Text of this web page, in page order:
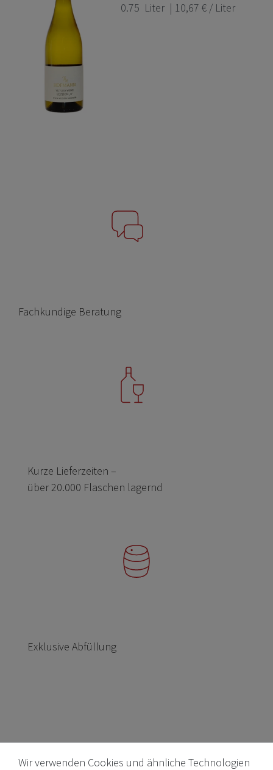
0.75 Liter | 10,67 € / Liter
Fachkundige Beratung
Kurze Lieferzeiten –
über 20.000 Flaschen lagernd
Exklusive Abfüllung
Wir verwenden Cookies und ähnliche Technologien